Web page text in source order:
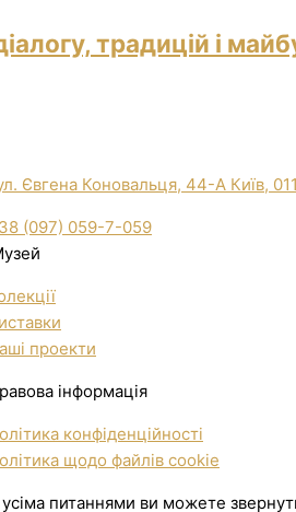
традицій і
Євгена Коновальця, 44-А Київ,
(097) 059-7-059
проекти
інформація
конфіденційності
щодо файлів cookie
питаннями ви можете